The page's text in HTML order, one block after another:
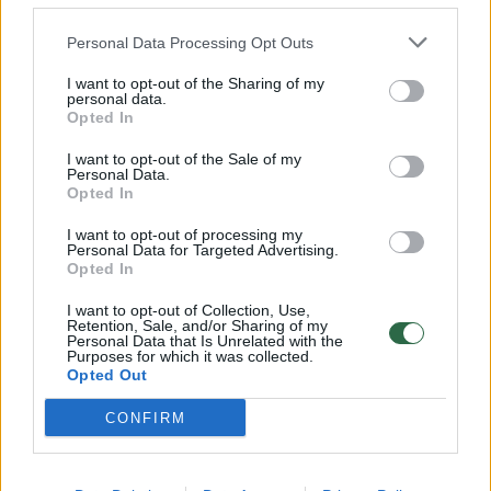
Personal Data Processing Opt Outs
I want to opt-out of the Sharing of my
personal data.
Opted In
I want to opt-out of the Sale of my
Personal Data.
Opted In
I want to opt-out of processing my
Personal Data for Targeted Advertising.
Opted In
I want to opt-out of Collection, Use,
Retention, Sale, and/or Sharing of my
Personal Data that Is Unrelated with the
Purposes for which it was collected.
Opted Out
CONFIRM
Ji taip pat paminėjo, kad jos klientai
pirmiausia buvo Lietuvos piliečiai – iš
pradžių mama, o vėliau sūnus.
Pasikeitė ir akcininkas, ir pavadinimas
Registrų centro duomenimis, kovo 27-ąją
vieninteliu „Wagner group“ akcininku tapo
Edvardas Geta.
Socialiniame tinkle „LinkedIn“ jis save
pristato kaip „Verada“ įmonės vadybininką ir
įmonės „Bontas“ direktorių, tačiau nurodytais